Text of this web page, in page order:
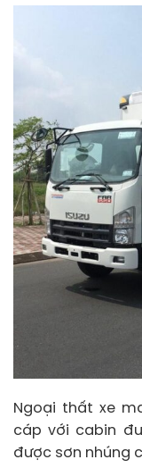
Ngoại thất xe
cáp với cabin
được sơn nhúng